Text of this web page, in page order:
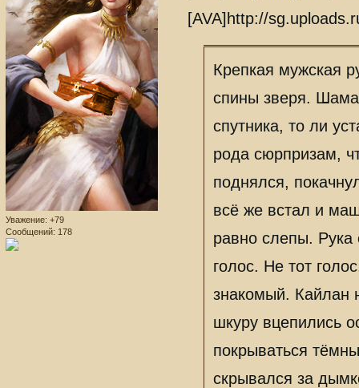
Уважение: +79
Сообщений: 178
[AVA]http://
Крепкая мужская
спины зверя.
спутника, то ли
рода сюрпризам,
поднялся,
всё же встал и
равно слепы. Рука
голос. Не тот
знакомый. Кайлан
шкуру вцепились
покрываться
скрывался за